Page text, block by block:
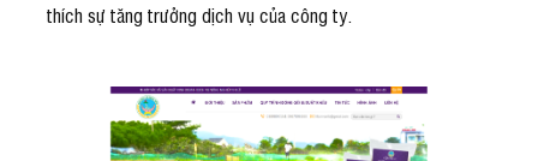
thích sự tăng trưởng dịch vụ của công ty.